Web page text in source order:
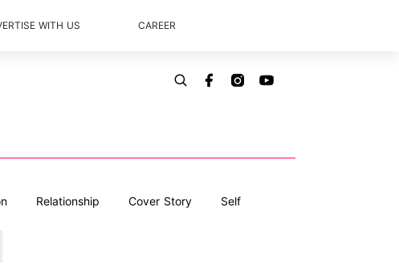
WITH US CAREER
Relationship Cover Story Self